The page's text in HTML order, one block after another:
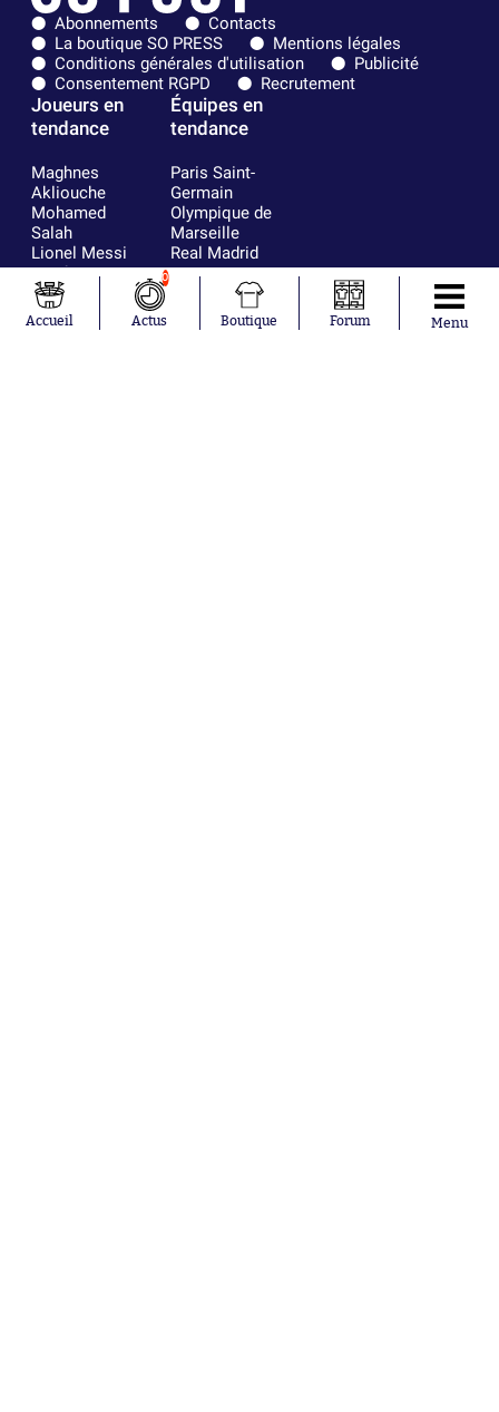
Abonnements
Contacts
La boutique SO PRESS
Mentions légales
Conditions générales d'utilisation
Publicité
Consentement RGPD
Recrutement
Joueurs en
tendance
Maghnes
Akliouche
Mohamed
Salah
Lionel Messi
Ferrán Torres
Kilian Corredor
Franco
Mastantuono
Équipes en
tendance
Paris Saint-
Germain
Olympique de
Marseille
Real Madrid
FIFA
Olympique
lyonnais
AS Monaco
Accueil
0
Actus Boutique Forum Menu